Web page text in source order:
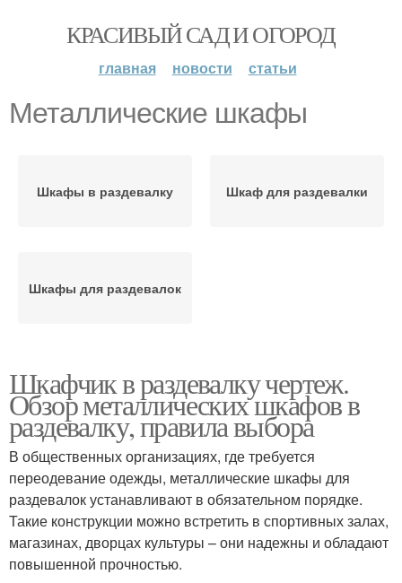
КРАСИВЫЙ САД И ОГОРОД
главная новости статьи
Металлические шкафы
Шкафы в раздевалку Шкаф для раздевалки
Шкафы для раздевалок
Шкафчик в раздевалку чертеж.
Обзор металлических шкафов в
раздевалку, правила выбора
В общественных организациях, где требуется
переодевание одежды, металлические шкафы для
раздевалок устанавливают в обязательном порядке.
Такие конструкции можно встретить в спортивных залах,
магазинах, дворцах культуры – они надежны и обладают
повышенной прочностью.